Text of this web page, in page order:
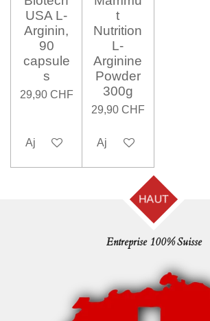
USA L-
Arginin,
90
capsule
s
29,90 CHF
Ajouter au panier
t
Nutrition
L-
Arginine
Powder
300g
29,90 CHF
Ajouter au panier
HAUT
Entreprise 100% Suisse